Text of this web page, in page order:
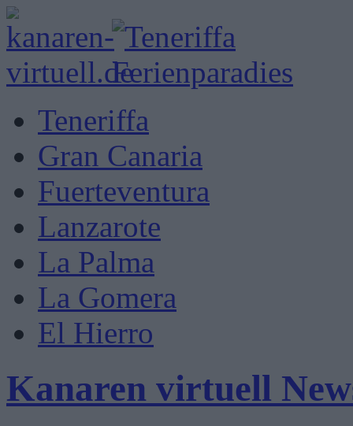
Teneriffa
Gran Canaria
Fuerteventura
Lanzarote
La Palma
La Gomera
El Hierro
Kanaren virtuell